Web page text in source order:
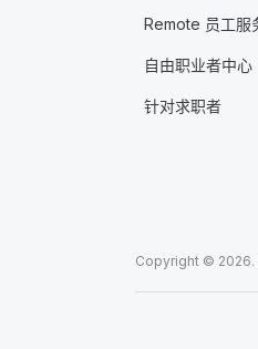
Remote 员工服
自由职业者中心
针对求职者
Copyright © 2026.